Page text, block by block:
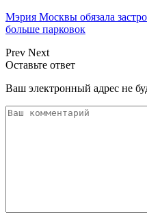
Мэрия Москвы обязала
больше парковок
Prev Next
Оставьте ответ
Ваш электронный адрес не